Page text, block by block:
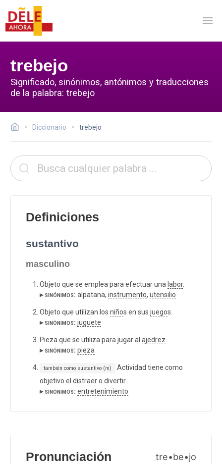
trebejo
Significado, sinónimos, antónimos y traducciones
de la palabra: trebejo
Diccionario trebejo
Definiciones
sustantivo
masculino
Objeto que se emplea para efectuar una labor.
▸ sinónimos: alpatana, instrumento, utensilio
Objeto que utilizan los niños en sus juegos.
▸ sinónimos: juguete
Pieza que se utiliza para jugar al ajedrez
▸ sinónimos: pieza
también como sustantivo (m)
Actividad tiene como
objetivo el distraer o divertir.
▸ sinónimos: entretenimiento
Pronunciación tre•be•jo